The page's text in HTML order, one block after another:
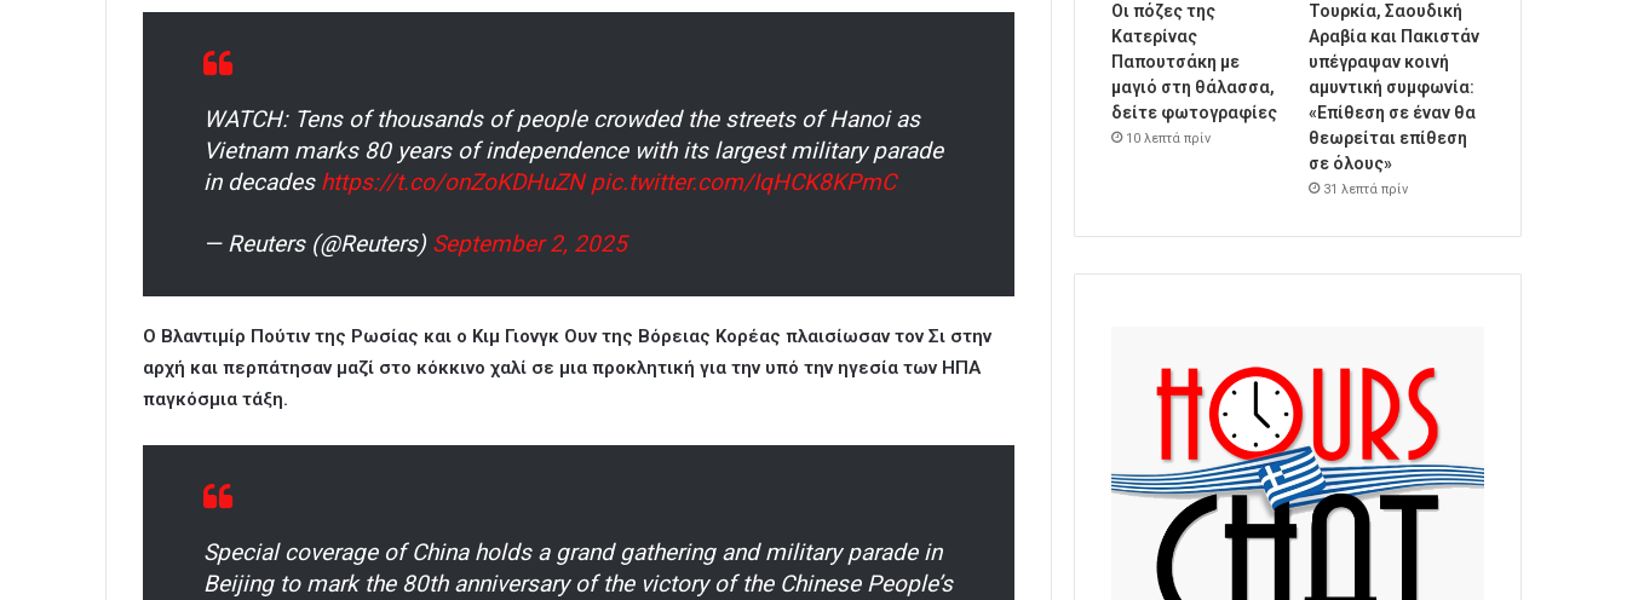
WATCH: Tens of thousands of people crowded the streets of Hanoi as
Vietnam marks 80 years of independence with its largest military parade
in decades https://t.co/onZoKDHuZN pic.twitter.com/IqHCK8KPmC
— Reuters (@Reuters) September 2, 2025
Ο Βλαντιμίρ Πούτιν της Ρωσίας και ο Κιμ Γιονγκ Ουν της Βόρειας Κορέας πλαισίωσαν τον Σι στην
αρχή και περπάτησαν μαζί στο κόκκινο χαλί σε μια προκλητική για την υπό την ηγεσία των ΗΠΑ
παγκόσμια τάξη.
Special coverage of China holds a grand gathering and military parade in
Beijing to mark the 80th anniversary of the victory of the Chinese People’s
Οι πόζες της
Κατερίνας
Παπουτσάκη με
μαγιό στη θάλασσα,
δείτε φωτογραφίες
10 λεπτά πρίν
Τουρκία, Σαουδική
Αραβία και Πακιστάν
υπέγραψαν κοινή
αμυντική συμφωνία:
«Επίθεση σε έναν θα
θεωρείται επίθεση
σε όλους»
31 λεπτά πρίν